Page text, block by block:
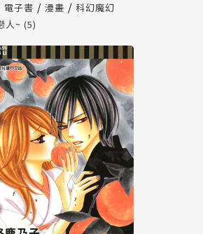
墨 3 分鐘完成書櫃開通與資產合併申
書店服務升級重要說明及資產合併結果
讀墨系統維護中，本站同步暫
務
電子書 漫畫
科幻魔幻
人~ (5)